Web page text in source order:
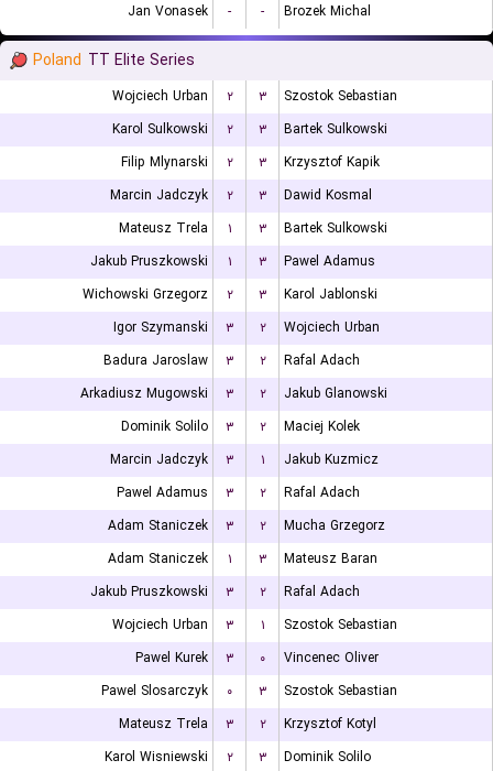
Jan Vonasek
- - Brozek Michal
Poland TT Elite Series
Wojciech Urban ۲ ۳
Szostok Sebastian
Karol Sulkowski
۲ ۳
Bartek Sulkowski
Filip Mlynarski
۲ ۳
Krzysztof Kapik
Marcin Jadczyk
۲ ۳
Dawid Kosmal
Mateusz Trela
۱ ۳
Bartek Sulkowski
Jakub Pruszkowski
۱ ۳
Pawel Adamus
Wichowski Grzegorz
۲ ۳
Karol Jablonski
Igor Szymanski
۳ ۲
Wojciech Urban
Badura Jaroslaw
۳ ۲
Rafal Adach
Arkadiusz Mugowski
۳ ۲
Jakub Glanowski
Dominik Solilo
۳ ۲
Maciej Kolek
Marcin Jadczyk
۳ ۱
Jakub Kuzmicz
Pawel Adamus
۳ ۲
Rafal Adach
Adam Staniczek
۳ ۲
Mucha Grzegorz
Adam Staniczek
۱ ۳
Mateusz Baran
Jakub Pruszkowski
۳ ۲
Rafal Adach
Wojciech Urban
۳ ۱
Szostok Sebastian
Pawel Kurek
۳ ۰
Vincenec Oliver
Pawel Slosarczyk
۰ ۳
Szostok Sebastian
Mateusz Trela
۳ ۲
Krzysztof Kotyl
Karol Wisniewski
۲ ۳
Dominik Solilo